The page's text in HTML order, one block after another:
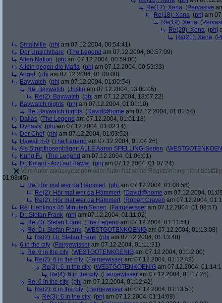
Re(17): Xena (Pervasive
Re(18): Xena (phj am
Re(19): Xena (
Re(20): Xena (phj
Re(21): Xena (
Smallville (phj am 07.12.2004, 00:54:41)
Der Unsichtbare (The Legend am 07.12.2004, 00:57:09)
Alien Nation (phj am 07.12.2004, 00:59:00)
Allein gegen die Mafia (phj am 07.12.2004, 00:59:33)
Angel
(phj am 07.12.2004, 01:00:08)
Baywatch (phj am 07.12.2004, 01:00:54)
Re: Baywatch (Justin am 07.12.2004, 13:00:05)
Re(2): Baywatch (phj am 07.12.2004, 13:07:22)
Baywatch nights (phj am 07.12.2004, 01:01:10)
Re: Baywatch nights (David@home am 07.12.2004, 01:01:54)
Dallas (The Legend am 07.12.2004, 01:01:18)
Dynasty (phj am 07.12.2004, 01:02:14)
Der Chef(phj am 07.12.2004, 01:03:52)
Hawaii 5-0 (The Legend am 07.12.2004, 01:04:26)
Als Strupfhosenträger: ALLE Aaron SPELLING-Serien (
Kung Fu (The Legend am 07.12.2004, 01:06:01)
Dr. Kolani - Arzt auf Hawai (phj am 07.12.2004, 01:07:24)
Vom Autor zurückgezogen oder Autor hat seine Registrierung nicht
01:08:45)
Re: Hör mal wer da Hämmert (phj am 07.12.2004, 01:08:58)
Re(2): Hör mal wer da Hämmert (David@home am 07.12.2004,
Re(2): Hör mal wer da Hämmert (Robert Craven am 07.12.2004,
Re: Lieblings 45 Minuten Serien (Fairgewisser am 07.12.2004, 01:08:57)
Dr. Stefan Frank (phj am 07.12.2004, 01:11:02)
Re: Dr. Stefan Frank (The Legend am 07.12.2004, 01:11:51)
Re: Dr. Stefan Frank (WESTGOTENKOENIG am 07.12.2004, 01:13:08)
Re(2): Dr. Stefan Frank (phj am 07.12.2004, 01:13:48)
6 in the city (Fairgewisser am 07.12.2004, 01:11:31)
Re: 6 in the city (WESTGOTENKOENIG am 07.12.2004, 01:12:00)
Re(2): 6 in the city (Fairgewisser am 07.12.2004, 01:12:48)
Re(3): 6 in the city (WESTGOTENKOENIG am 07.12.2004,
Re(4): 6 in the city (Fairgewisser am 07.12.2004, 01:17:26)
Re: 6 in the city (phj am 07.12.2004, 01:12:42)
Re(2): 6 in the city (Fairgewisser am 07.12.2004, 01:13:51)
Re(3): 6 in the city (phj am 07.12.2004, 01:14:09)